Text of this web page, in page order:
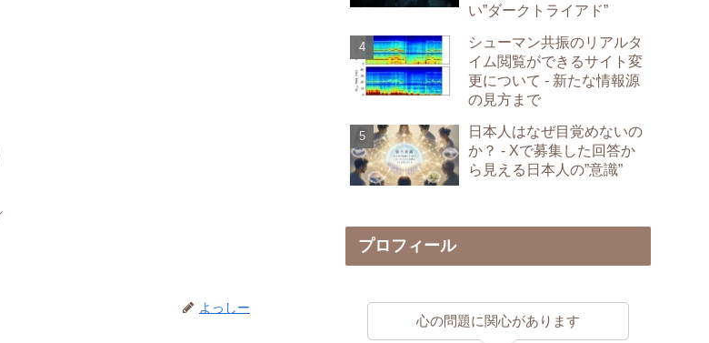
よっしー
い”ダークトライアド”
シューマン共振のリアルタ
イム閲覧ができるサイト変
更について - 新たな情報源
の見方まで
日本人はなぜ目覚めないの
か？ - Xで募集した回答か
ら見える日本人の”意識”
プロフィール
心の問題に関心があります